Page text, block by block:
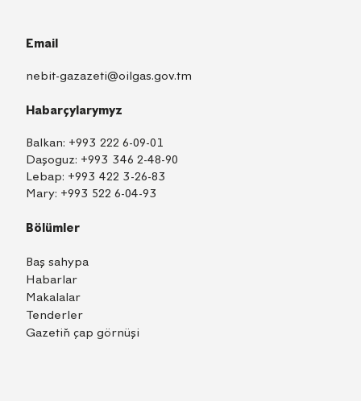
Email
nebit-gazazeti@oilgas.gov.tm
Habarçylarymyz
Balkan: +993 222 6-09-01
Daşoguz: +993 346 2-48-90
Lebap: +993 422 3-26-83
Mary: +993 522 6-04-93
Bölümler
Baş sahypa
Habarlar
Makalalar
Tenderler
Gazetiň çap görnüşi